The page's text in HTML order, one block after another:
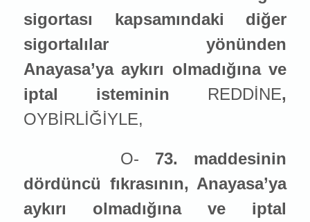
sigortası kapsamındaki diğer
sigortalılar yönünden
Anayasa’ya aykırı olmadığına ve
iptal isteminin REDDİNE,
OYBİRLİĞİYLE,
O- 73. maddesinin
dördüncü fıkrasının, Anayasa’ya
aykırı olmadığına ve iptal